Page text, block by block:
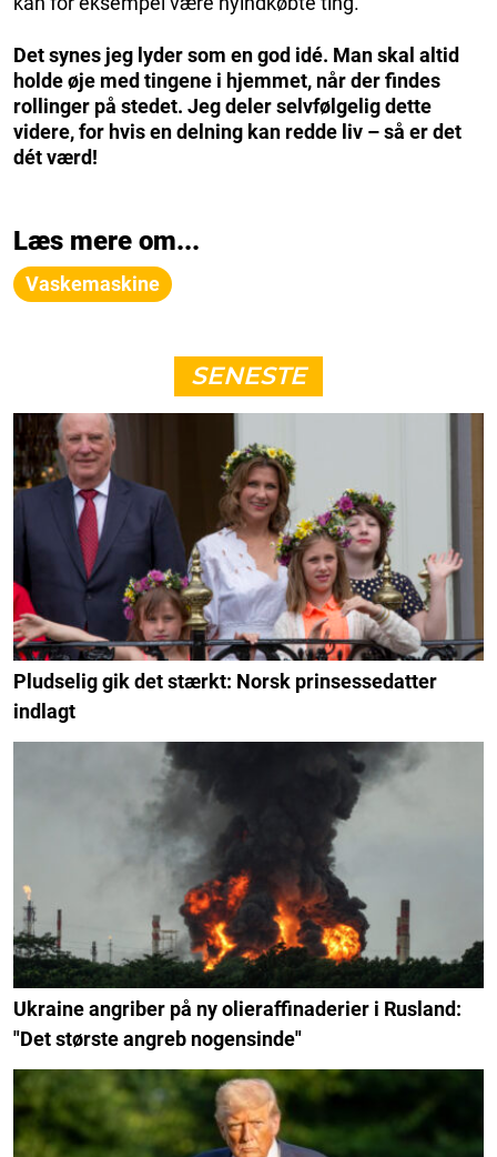
Det synes jeg lyder som en god idé. Man skal altid
holde øje med tingene i hjemmet, når der findes
rollinger på stedet. Jeg deler selvfølgelig dette
videre, for hvis en delning kan redde liv – så er det
dét værd!
Læs mere om...
Vaskemaskine
SENESTE
Pludselig gik det stærkt: Norsk prinsessedatter
indlagt
Ukraine angriber på ny olieraffinaderier i Rusland:
"Det største angreb nogensinde"